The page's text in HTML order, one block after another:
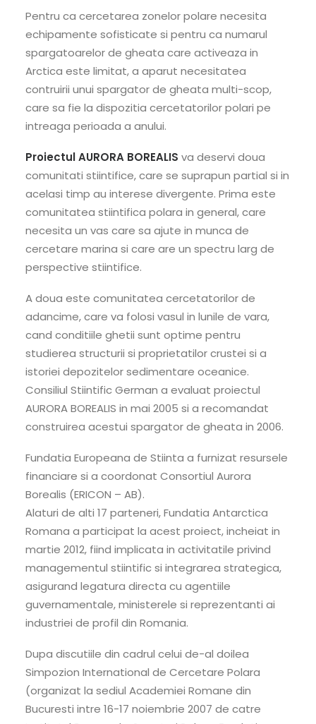
Pentru ca cercetarea zonelor polare necesita
echipamente sofisticate si pentru ca numarul
spargatoarelor de gheata care activeaza in
Arctica este limitat, a aparut necesitatea
contruirii unui spargator de gheata multi-scop,
care sa fie la dispozitia cercetatorilor polari pe
intreaga perioada a anului.
Proiectul AURORA BOREALIS va deservi doua
comunitati stiintifice, care se suprapun partial si in
acelasi timp au interese divergente. Prima este
comunitatea stiintifica polara in general, care
necesita un vas care sa ajute in munca de
cercetare marina si care are un spectru larg de
perspective stiintifice.
A doua este comunitatea cercetatorilor de
adancime, care va folosi vasul in lunile de vara,
cand conditiile ghetii sunt optime pentru
studierea structurii si proprietatilor crustei si a
istoriei depozitelor sedimentare oceanice.
Consiliul Stiintific German a evaluat proiectul
AURORA BOREALIS in mai 2005 si a recomandat
construirea acestui spargator de gheata in 2006.
Fundatia Europeana de Stiinta a furnizat resursele
financiare si a coordonat Consortiul Aurora
Borealis (ERICON – AB).
Alaturi de alti 17 parteneri, Fundatia Antarctica
Romana a participat la acest proiect, incheiat in
martie 2012, fiind implicata in activitatile privind
managementul stiintific si integrarea strategica,
asigurand legatura directa cu agentiile
guvernamentale, ministerele si reprezentanti ai
industriei de profil din Romania.
Dupa discutiile din cadrul celui de-al doilea
Simpozion International de Cercetare Polara
(organizat la sediul Academiei Romane din
Bucuresti intre 16-17 noiembrie 2007 de catre